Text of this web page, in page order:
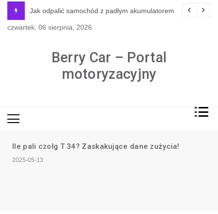
content
naprawdę potrzebne?
Jak odpalić samochód z padłym akumulatorem
czwartek, 06 sierpnia, 2026
Berry Car – Portal
motoryzacyjny
Ile pali czołg T 34? Zaskakujące dane zużycia!
2025-05-13